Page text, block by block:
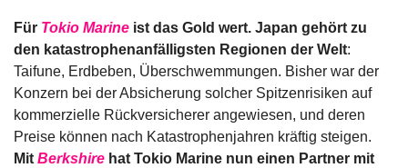
Für Tokio Marine ist das Gold wert. Japan gehört zu
den katastrophenanfälligsten Regionen der Welt:
Taifune, Erdbeben, Überschwemmungen. Bisher war der
Konzern bei der Absicherung solcher Spitzenrisiken auf
kommerzielle Rückversicherer angewiesen, und deren
Mit Berkshire hat Tokio Marine nun einen Partner mit